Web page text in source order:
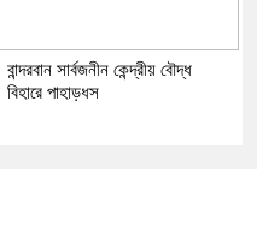
বান্দরবান সার্বজনীন কেন্দ্রীয় বৌদ্ধ
বিহারে পাহাড়ধস